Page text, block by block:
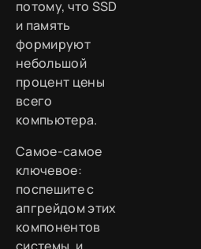
потому, что SSD
и память
формируют
небольшой
процент цены
всего
компьютера.
Самое-самое
ключевое:
поспешите с
апгрейдом этих
компонентов